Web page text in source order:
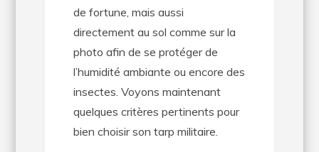
de fortune, mais aussi
directement au sol comme sur la
photo afin de se protéger de
l’humidité ambiante ou encore des
insectes. Voyons maintenant
quelques critères pertinents pour
bien choisir son tarp militaire.